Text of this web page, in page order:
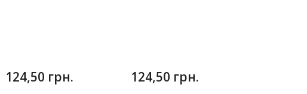
124,50 грн. 124,50 грн.